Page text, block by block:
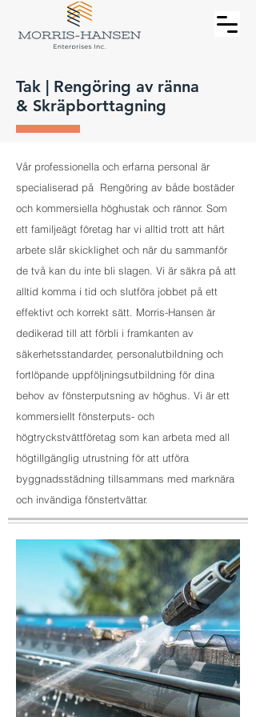
Tak | Rengöring av ränna
& Skräpborttagning
Vår professionella och erfarna personal är
specialiserad på Rengöring av både bostäder
och kommersiella höghustak och rännor. Som
ett familjeägt företag har vi alltid trott att hårt
arbete slår skicklighet och när du sammanför
de två kan du inte bli slagen. Vi är säkra på att
alltid komma i tid och slutföra jobbet på ett
effektivt och korrekt sätt. Morris-Hansen är
dedikerad till att förbli i framkanten av
säkerhetsstandarder, personalutbildning och
fortlöpande uppföljningsutbildning för dina
behov av fönsterputsning av höghus. Vi är ett
kommersiellt fönsterputs- och
högtryckstvättföretag som kan arbeta med all
högtillgänglig utrustning för att utföra
byggnadsstädning tillsammans med marknära
och invändiga fönstertvättar.